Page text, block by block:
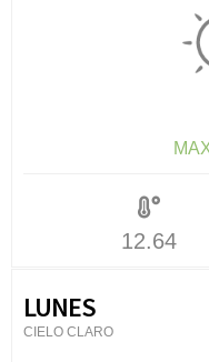
12.64
LUNES
CIELO CLARO